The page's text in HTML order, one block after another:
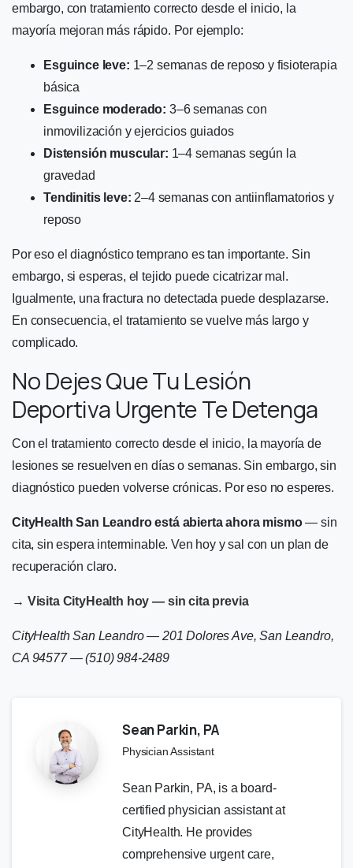
embargo, con tratamiento correcto desde el inicio, la
mayoría mejoran más rápido. Por ejemplo:
Esguince leve: 1–2 semanas de reposo y fisioterapia
básica
Esguince moderado: 3–6 semanas con
inmovilización y ejercicios guiados
Distensión muscular: 1–4 semanas según la
gravedad
Tendinitis leve: 2–4 semanas con antiinflamatorios y
reposo
Por eso el diagnóstico temprano es tan importante. Sin
embargo, si esperas, el tejido puede cicatrizar mal.
Igualmente, una fractura no detectada puede desplazarse.
En consecuencia, el tratamiento se vuelve más largo y
complicado.
No Dejes Que Tu Lesión
Deportiva Urgente Te Detenga
Con el tratamiento correcto desde el inicio, la mayoría de
lesiones se resuelven en días o semanas. Sin embargo, sin
diagnóstico pueden volverse crónicas. Por eso no esperes.
CityHealth San Leandro está abierta ahora mismo— sin
cita, sin espera interminable. Ven hoy y sal con un plan de
recuperación claro.
→ Visita CityHealth hoy — sin cita previa
CityHealth San Leandro — 201 Dolores Ave, San Leandro,
CA 94577 — (510) 984-2489
Sean Parkin, PA
Physician Assistant
Sean Parkin, PA, is a board-
certified physician assistant at
CityHealth. He provides
comprehensive urgent care,